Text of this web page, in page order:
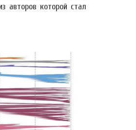
авторов которой стал